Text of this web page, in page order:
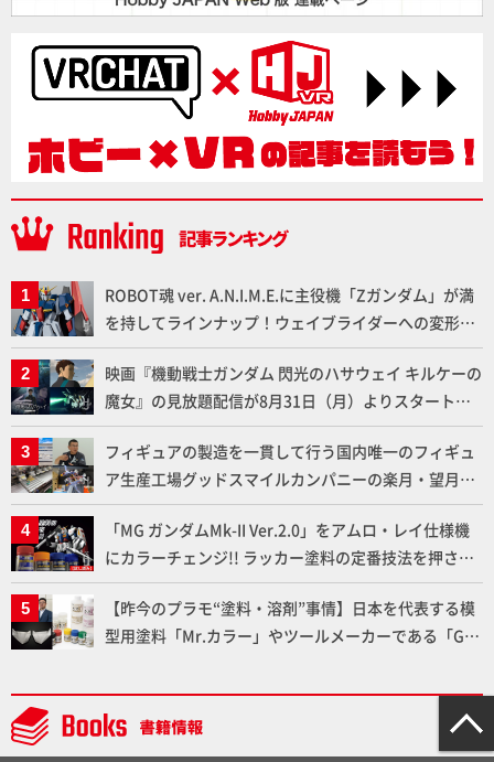
ROBOT魂 ver. A.N.I.M.E.に主役機「Zガンダム」が満
を持してラインナップ！ウェイブライダーへの変形、
劇中どおりのプロポーションを再現【機動戦士Zガン
ダム】
映画『機動戦士ガンダム 閃光のハサウェイ キルケーの
魔女』の見放題配信が8月31日（月）よりスタート！
Prime Videoで国内独占配信
フィギュアの製造を一貫して行う国内唯一のフィギュ
ア生産工場グッドスマイルカンパニーの楽月・望月工
場に突撃！谷本工場長へのインタビューと『PLAMAX
AAAヴンダー』の続報も！
「MG ガンダムMk-II Ver.2.0」をアムロ・レイ仕様機
にカラーチェンジ!! ラッカー塗料の定番技法を押さえ
るだけでハイクオリティの作例に!!【試し読み】
【昨今のプラモ“塗料・溶剤”事情】日本を代表する模
型用塗料「Mr.カラー」やツールメーカーである「GSI